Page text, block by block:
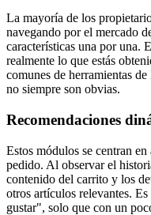
La mayoría de los
navegando por el mercado
características una por una.
realmente lo que estás
comunes de herramientas
no siempre son obvias.
Recomendaciones
Estos módulos se centran
pedido. Al observar el
contenido del carrito y los
otros artículos relevantes.
gustar", solo que con un